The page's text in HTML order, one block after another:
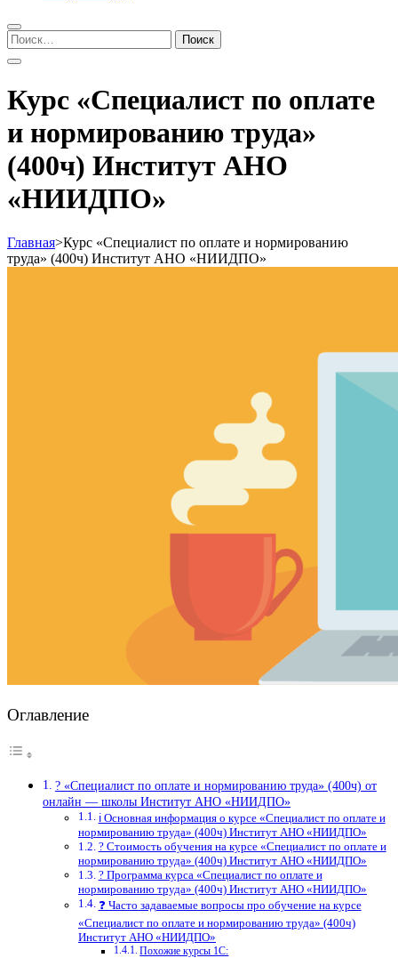
Найти:
Курс «Специалист по оплате
и нормированию труда»
(400ч) Институт АНО
«НИИДПО»
Главная>Курс «Специалист по оплате и нормированию
труда» (400ч) Институт АНО «НИИДПО»
Оглавление
? «Специалист по оплате и нормированию труда» (400ч) от
онлайн — школы Институт АНО «НИИДПО»
ℹ️ Основная информация о курсе «Специалист по оплате и
нормированию труда» (400ч) Институт АНО «НИИДПО»
? Стоимость обучения на курсе «Специалист по оплате и
нормированию труда» (400ч) Институт АНО «НИИДПО»
? Программа курса «Специалист по оплате и
нормированию труда» (400ч) Институт АНО «НИИДПО»
❓ Часто задаваемые вопросы про обучение на курсе
«Специалист по оплате и нормированию труда» (400ч)
Институт АНО «НИИДПО»
Похожие курсы 1С: